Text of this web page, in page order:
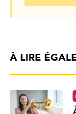
À LIRE